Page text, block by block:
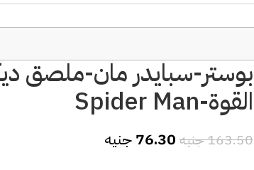
بوستر-سبايدر مان-ملصق
القوة-Spider Man
163.50جنيه76.30جنيه